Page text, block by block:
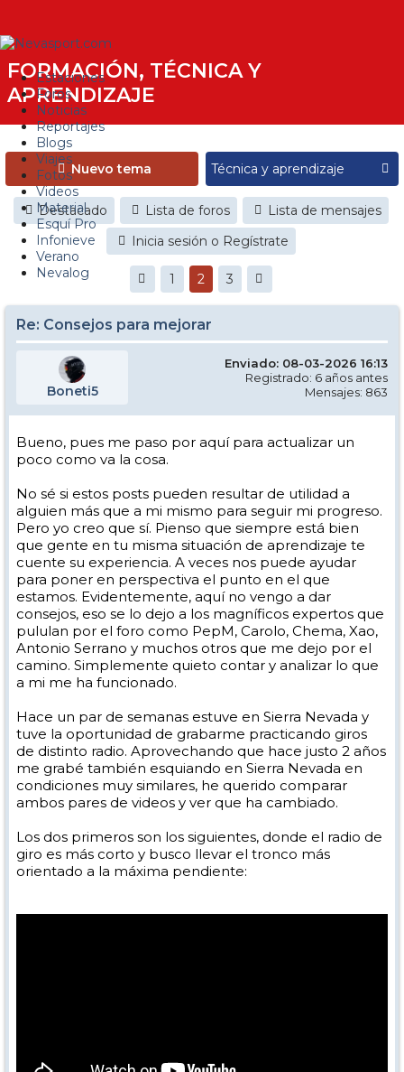
Estaciones
Foros
Noticias
Reportajes
Blogs
Viajes
Fotos
Videos
Material
Esquí Pro
Infonieve
Verano
Nevalog
FORMACIÓN, TÉCNICA Y
APRENDIZAJE
Nuevo tema
Destacado Lista de foros
Lista de mensajes
Inicia sesión o Regístrate
1 2 3
Re: Consejos para mejorar
Boneti5
Enviado: 08-03-2026 16:13
Registrado: 6 años antes
Mensajes: 863
Bueno, pues me paso por aquí para actualizar un
poco como va la cosa.
No sé si estos posts pueden resultar de utilidad a
alguien más que a mi mismo para seguir mi progreso.
Pero yo creo que sí. Pienso que siempre está bien
que gente en tu misma situación de aprendizaje te
cuente su experiencia. A veces nos puede ayudar
para poner en perspectiva el punto en el que
estamos. Evidentemente, aquí no vengo a dar
consejos, eso se lo dejo a los magníficos expertos que
pululan por el foro como PepM, Carolo, Chema, Xao,
Antonio Serrano y muchos otros que me dejo por el
camino. Simplemente quieto contar y analizar lo que
a mi me ha funcionado.
Hace un par de semanas estuve en Sierra Nevada y
tuve la oportunidad de grabarme practicando giros
de distinto radio. Aprovechando que hace justo 2 años
me grabé también esquiando en Sierra Nevada en
condiciones muy similares, he querido comparar
ambos pares de videos y ver que ha cambiado.
Los dos primeros son los siguientes, donde el radio de
giro es más corto y busco llevar el tronco más
orientado a la máxima pendiente: